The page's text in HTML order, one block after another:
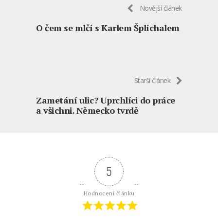
Novější článek
O čem se mlčí s Karlem Šplíchalem
Starší článek
Zametání ulic? Uprchlíci do práce
a všichni. Německo tvrdě
5
Hodnocení článku